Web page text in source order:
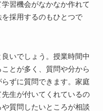
習機会がなかなか作れて
採用するのもひとつで
いでしょう。授業時間中
とが多く、質問や分から
ずに質問できます。家庭
生が付いてくれているの
質問したいところが相談